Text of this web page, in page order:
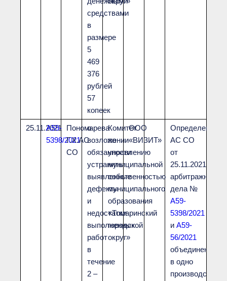
средствами
в
размере
5
469
376
рублей
57
копеек
25.11.2021
А59-
5398/2021
Пономарева
Г.Х.АС
СО
о
возложении
обязанности
устранить
выявленные
дефекты
и
недостатки
выполненных
работ
в
течение
2 –
Комитет
по
управлению
муниципальной
собственностью
муниципального
образования
«Томаринский
городской
округ»
ООО
«ВИЗИТ»
Определением
АС СО
от
25.11.2021г.
арбитражные
дела №
А59-
5398/2021
и А59-
56/2021
объединены
в одно
производство,